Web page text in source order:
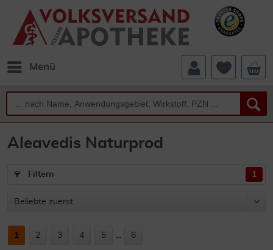
Menü
Aleavedis Naturprod
Filtern 1
1 2 3 4 5 ... 6